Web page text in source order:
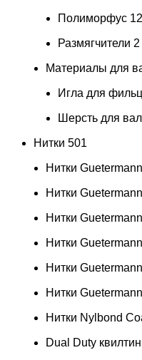
Полиморфус 12
Размягчители 2
Материалы для
Игла для
Шерсть для
Нитки 501
Нитки
Нитки
Нитки
Нитки
Нитки
Нитки
Нитки Nylbond
Dual Duty